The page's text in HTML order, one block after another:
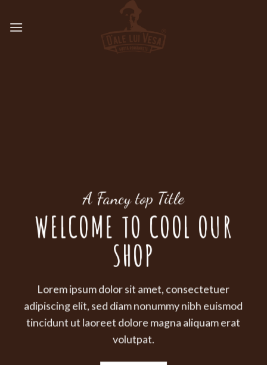
A Fancy top Title
WELCOME TO COOL OUR
SHOP
Lorem ipsum dolor sit amet, consectetuer
adipiscing elit, sed diam nonummy nibh euismod
tincidunt ut laoreet dolore magna aliquam erat
volutpat.